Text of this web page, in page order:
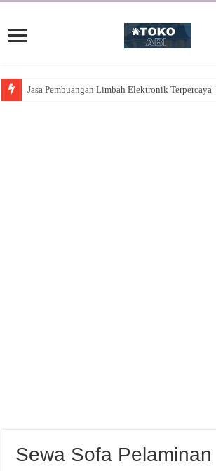
Jasa Pembuangan Limbah Elektronik
Sewa Sofa Pelaminan